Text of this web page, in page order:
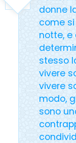
donne
come
notte, e
stesso
vivere
vivere
modo,
sono